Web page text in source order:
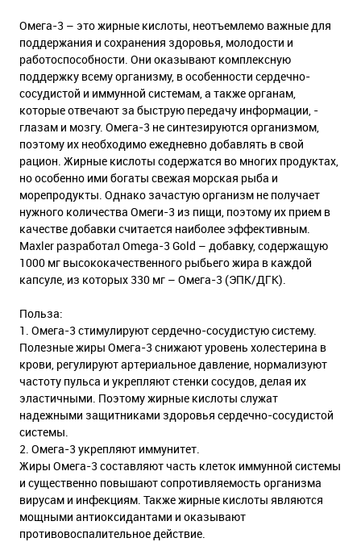
Омега-3 – это жирные кислоты, неотъемлемо важные для
поддержания и сохранения здоровья, молодости и
работоспособности. Они оказывают комплексную
поддержку всему организму, в особенности сердечно-
сосудистой и иммунной системам, а также органам,
которые отвечают за быструю передачу информации, -
глазам и мозгу. Омега-3 не синтезируются организмом,
поэтому их необходимо ежедневно добавлять в свой
рацион. Жирные кислоты содержатся во многих продуктах,
но особенно ими богаты свежая морская рыба и
морепродукты. Однако зачастую организм не получает
нужного количества Омеги-3 из пищи, поэтому их прием в
качестве добавки считается наиболее эффективным.
Maxler разработал Omega-3 Gold – добавку, содержащую
1000 мг высококачественного рыбьего жира в каждой
капсуле, из которых 330 мг – Омега-3 (ЭПК/ДГК).
Польза:
1. Омега-3 стимулируют сердечно-сосудистую систему.
Полезные жиры Омега-3 снижают уровень холестерина в
крови, регулируют артериальное давление, нормализуют
частоту пульса и укрепляют стенки сосудов, делая их
эластичными. Поэтому жирные кислоты служат
надежными защитниками здоровья сердечно-сосудистой
системы.
2. Омега-3 укрепляют иммунитет.
Жиры Омега-3 составляют часть клеток иммунной системы
и существенно повышают сопротивляемость организма
вирусам и инфекциям. Также жирные кислоты являются
мощными антиоксидантами и оказывают
противовоспалительное действие.